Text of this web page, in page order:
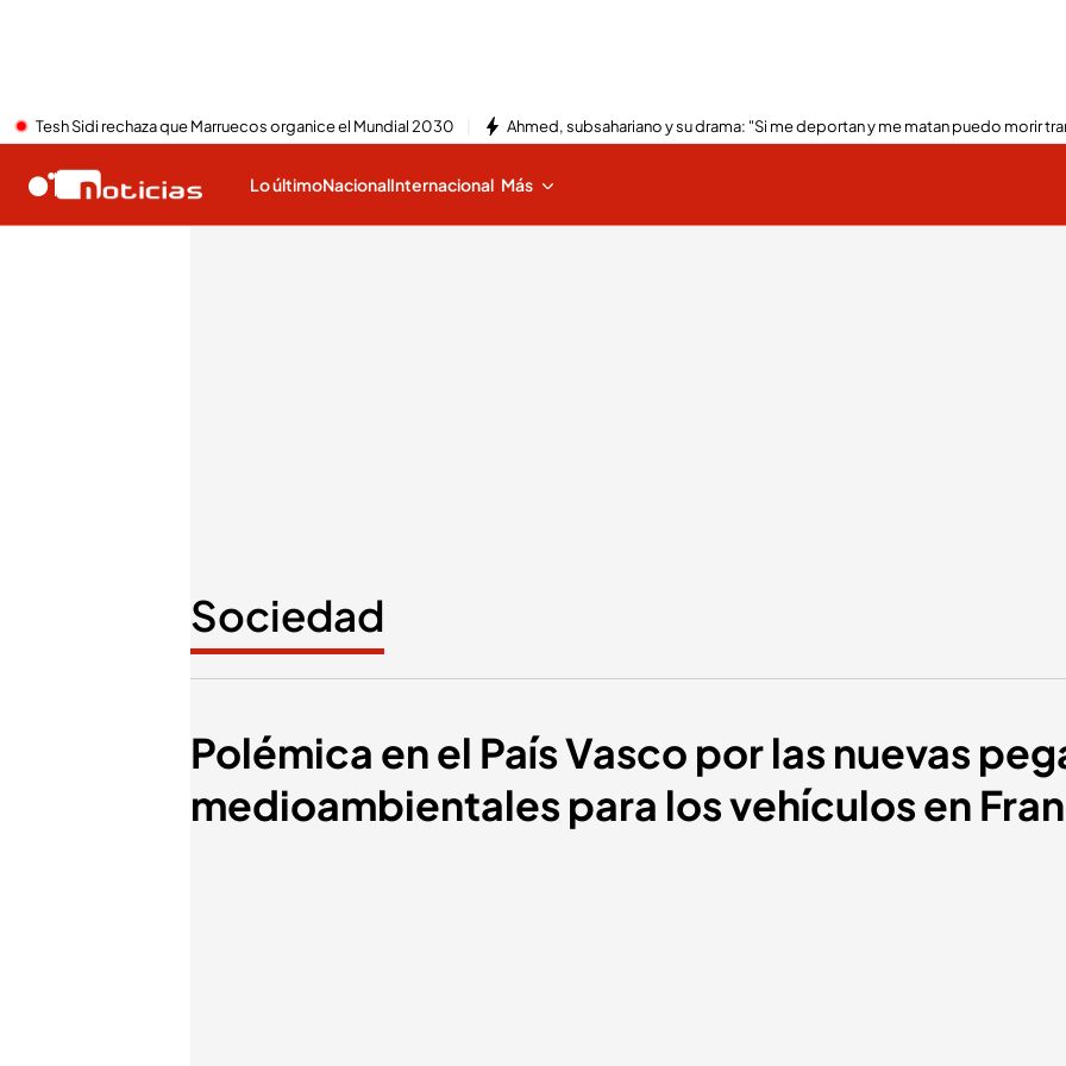
Tesh Sidi rechaza que Marruecos organice el Mundial 2030 Ahmed, subsahariano y su drama: "Si me deportan y me matan puedo morir
Lo últimoNacionalInternacional Más
Sociedad
Polémica en el País Vasco por las nuevas
medioambientales para los vehículos en